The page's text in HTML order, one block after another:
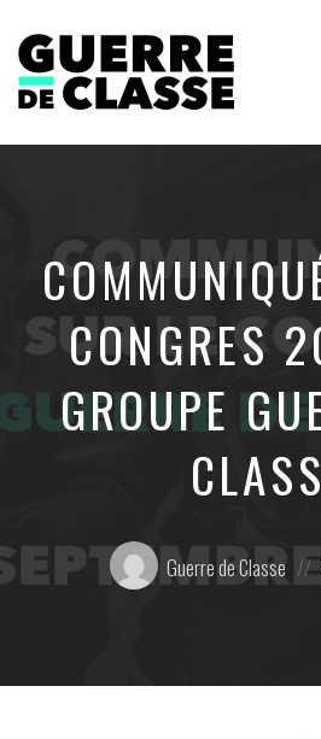
de
CONGRES
GROUPE
Posté
par:
Guerre de Classe